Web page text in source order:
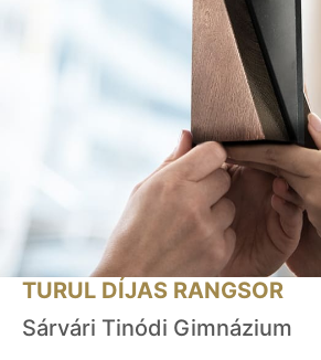
TURUL DÍJAS RANGSOR
Sárvári Tinódi Gimnázium